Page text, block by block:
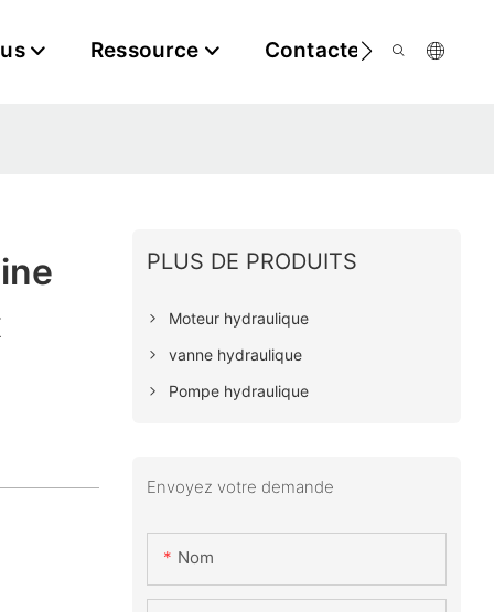
Ressource Contactez-Nous
PLUS DE PRODUITS
Moteur hydraulique
vanne hydraulique
Pompe hydraulique
Envoyez votre demande
Nom